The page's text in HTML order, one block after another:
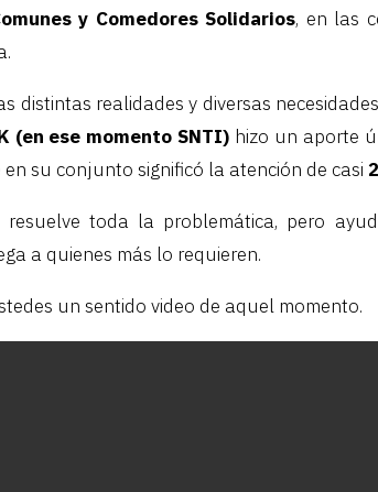
y Comedores Solidarios, en las
distintas realidades y diversas
(en ese momento SNTI) hizo un aporte
en su conjunto significó la atención de casi
toda la problemática, pero
a quienes más lo requieren.
un sentido video de aquel momento.